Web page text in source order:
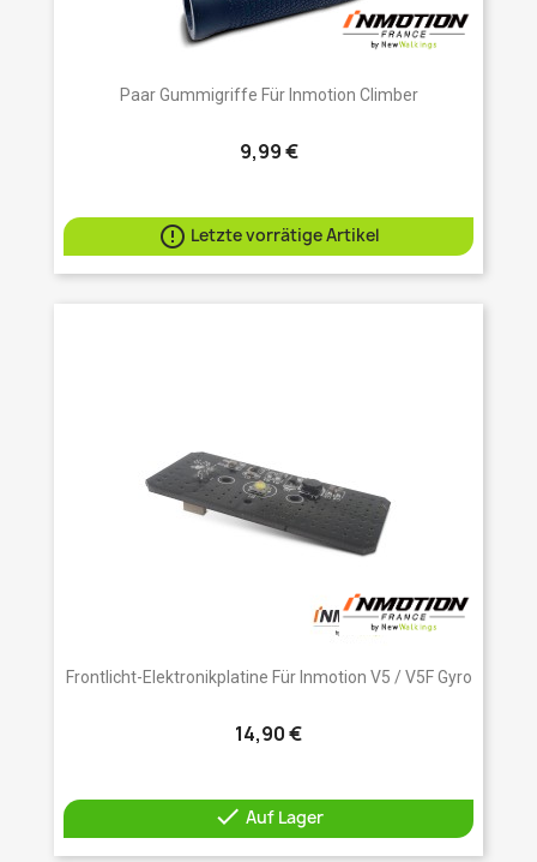
Paar Gummigriffe Für Inmotion Climber
9,99 €
 Letzte vorrätige Artikel
Frontlicht-Elektronikplatine Für Inmotion V5 / V5F Gyro
14,90 €
 Auf Lager